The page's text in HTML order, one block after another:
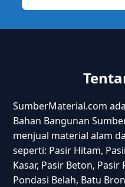
SumberMaterial.com
Bahan Bangunan
menjual material alam
seperti: Pasir Hitam,
Kasar, Pasir Beton,
Pondasi Belah, Batu